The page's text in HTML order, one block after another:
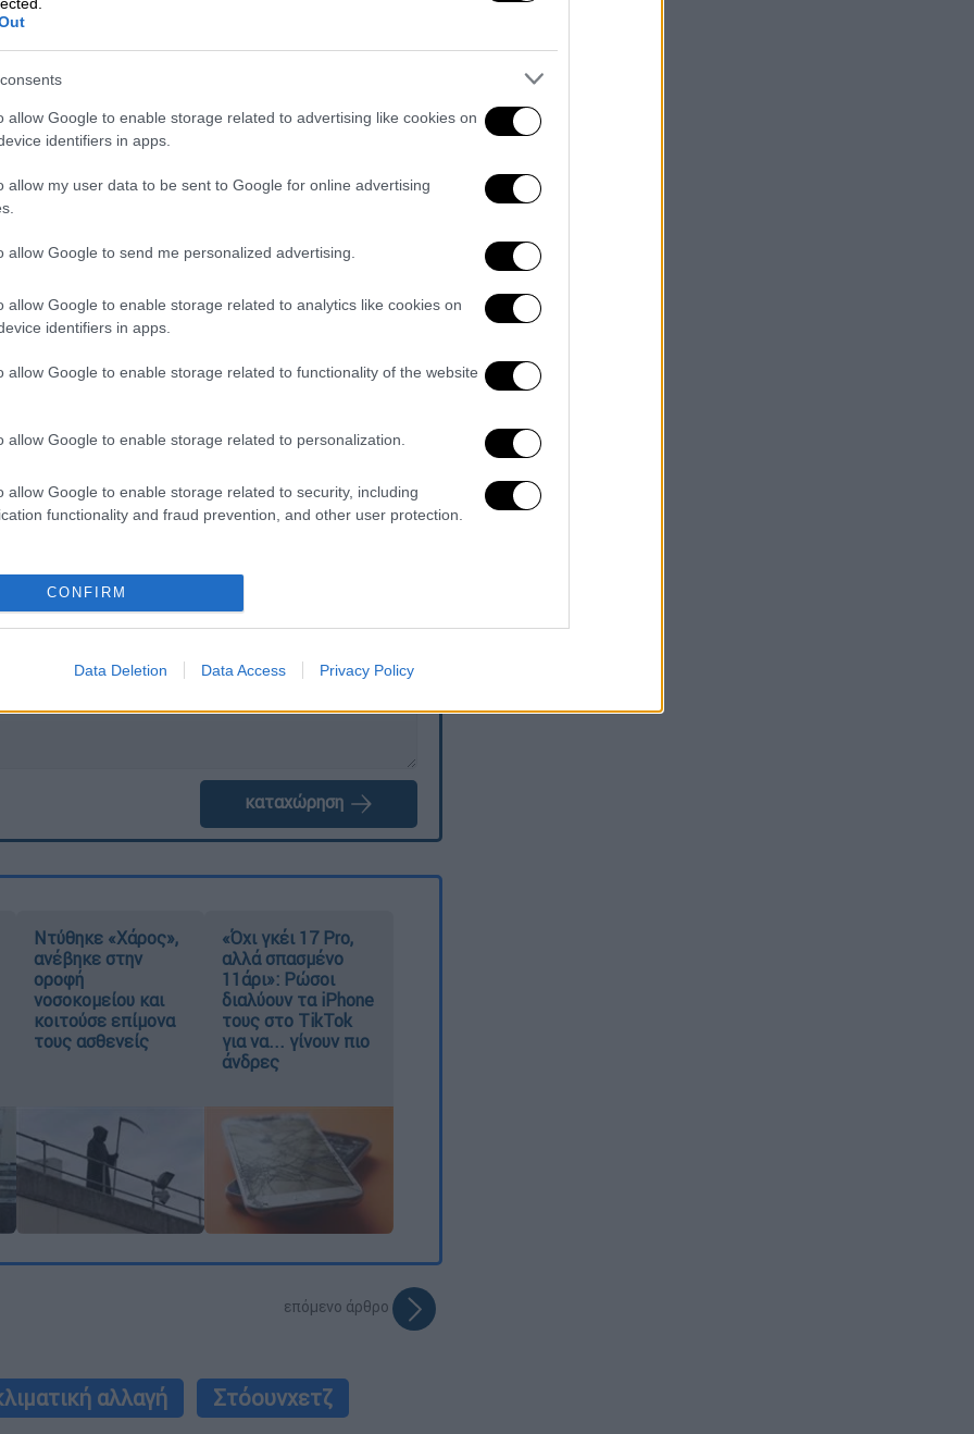
allow Google to enable storage related to advertising like cookies on
identifiers in apps.
allow my user data to be sent to Google for online advertising
allow Google to send me personalized advertising.
allow Google to enable storage related to analytics like cookies on
identifiers in apps.
allow Google to enable storage related to functionality of the website
allow Google to enable storage related to personalization.
allow Google to enable storage related to security, including
functionality and fraud prevention, and other user protection.
CONFIRM
Data Deletion Data Access Privacy Policy
activists" sprayed paint on
who sprayed powdered paint
of damaging the monument.
που επικεντρώνεται στο ζήτημα της
τον άνθρωπο. Έχει δεχτεί επικρίσεις
στο παρελθόν, συμπεριλαμβανομένου
του Βαν Γκογκ με σούπα
Λονδίνου το 2022.
τα μνημεία «το αλεύρι θα φύγει,
ΕΘΝΟΣ θα παρεμβαίνει και τα προσβλητικά σχόλια θα
καταχώρηση
Ντύθηκε «Χάρος»,
ανέβηκε στην
οροφή
νοσοκομείου και
κοιτούσε επίμονα
τους ασθενείς
«Όχι γκέι 17 Pro,
αλλά σπασμένο
11άρι»: Ρώσοι
διαλύουν τα iPhone
τους στο TikTok
για να... γίνουν πιο
άνδρες
επόμενο άρθρο
αλλαγή Στόουνχετζ